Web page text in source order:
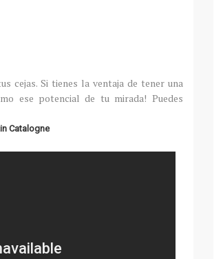
cejas. Si tienes la ventaja de tener una
ese potencial de tu mirada! Puedes
Catalogne